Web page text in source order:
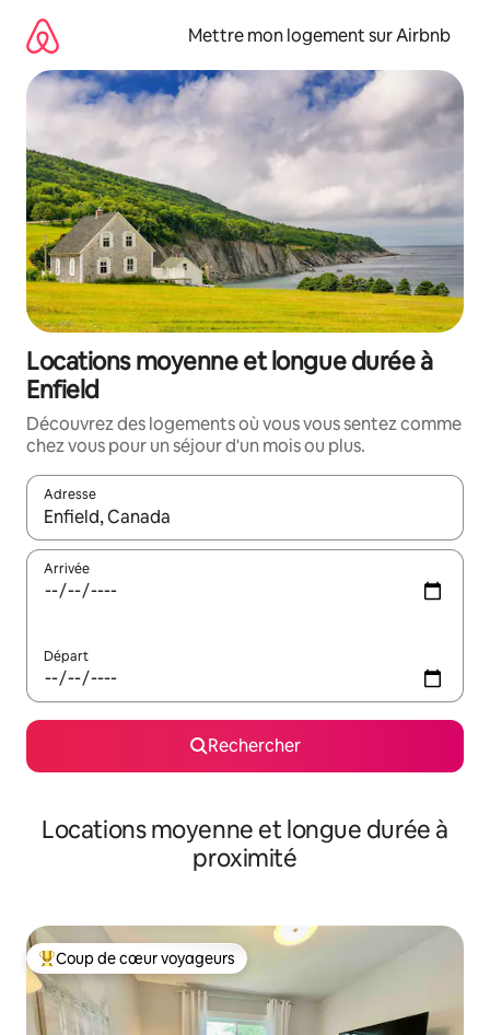
directement
contenu
Mettre mon logement sur Airbnb
Locations moyenne et longue durée à
Enfield
Découvrez des logements où vous vous sentez comme
chez vous pour un séjour d'un mois ou plus.
Adresse
Lorsque les résultats s'affichent, utilisez les flèches vers le
Arrivée
Départ
Rechercher
Locations moyenne et longue durée à
proximité
Coups de cœur voyageurs les plus appréciés
Coup de cœur voyageurs